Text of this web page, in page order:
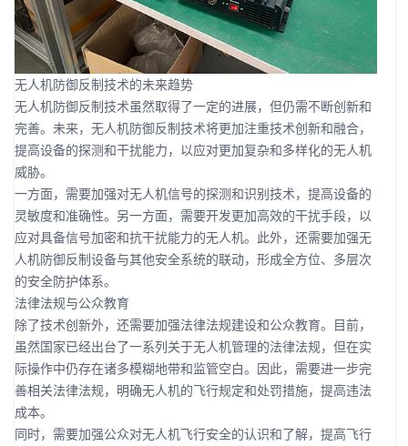
无人机防御反制技术的未来趋势
无人机防御反制技术虽然取得了一定的进展，但仍需不断创新和
完善。未来，无人机防御反制技术将更加注重技术创新和融合，
提高设备的探测和干扰能力，以应对更加复杂和多样化的无人机
威胁。
一方面，需要加强对无人机信号的探测和识别技术，提高设备的
灵敏度和准确性。另一方面，需要开发更加高效的干扰手段，以
应对具备信号加密和抗干扰能力的无人机。此外，还需要加强无
人机防御反制设备与其他安全系统的联动，形成全方位、多层次
的安全防护体系。
法律法规与公众教育
除了技术创新外，还需要加强法律法规建设和公众教育。目前，
虽然国家已经出台了一系列关于无人机管理的法律法规，但在实
际操作中仍存在诸多模糊地带和监管空白。因此，需要进一步完
善相关法律法规，明确无人机的飞行规定和处罚措施，提高违法
成本。
同时，需要加强公众对无人机飞行安全的认识和了解，提高飞行